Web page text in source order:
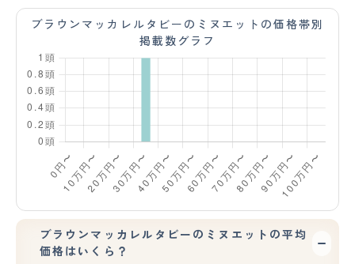
ブラウンマッカレルタビーのミヌエットの価格帯別
掲載数グラフ
ブラウンマッカレルタビーのミヌエットの平均
価格はいくら？